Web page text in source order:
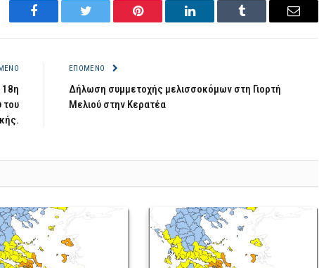
Facebook Twitter Pinterest LinkedIn Tumblr Email
του
ΕΠΌΜΕΝΟ
Δήλωση συμμετοχής μελισσοκόμων στη Γιορτή
Μελιού στην Κερατέα